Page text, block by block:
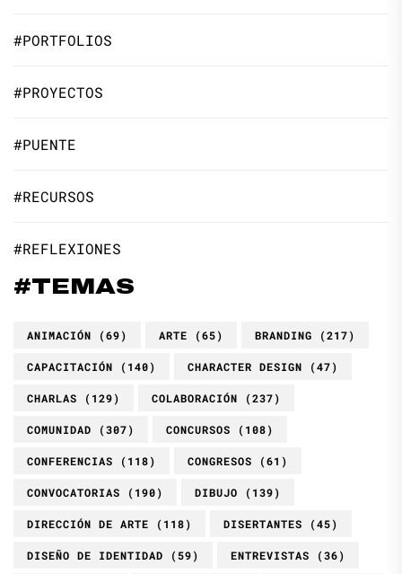
#PORTFOLIOS
#PROYECTOS
#PUENTE
#RECURSOS
#REFLEXIONES
#TEMAS
ANIMACIÓN (69) ARTE (65) BRANDING (217)
CAPACITACIÓN (140) CHARACTER DESIGN (47)
CHARLAS (129) COLABORACIÓN (237)
COMUNIDAD (307) CONCURSOS (108)
CONFERENCIAS (118) CONGRESOS (61)
CONVOCATORIAS (190) DIBUJO (139)
DIRECCIÓN DE ARTE (118) DISERTANTES (45)
DISEÑO DE IDENTIDAD (59) ENTREVISTAS (36)